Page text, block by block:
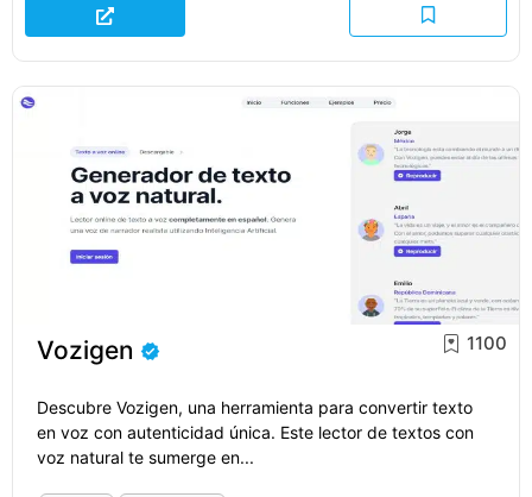
Vozigen 1100
Descubre Vozigen, una herramienta para convertir texto
en voz con autenticidad única. Este lector de textos con
voz natural te sumerge en...